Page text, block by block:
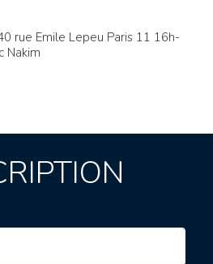
rue Emile Lepeu Paris 11 16h-
Nakim